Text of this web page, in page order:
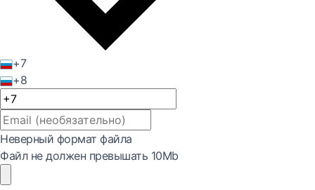
+7
+8
Неверный формат файла
Файл не должен превышать 10Mb